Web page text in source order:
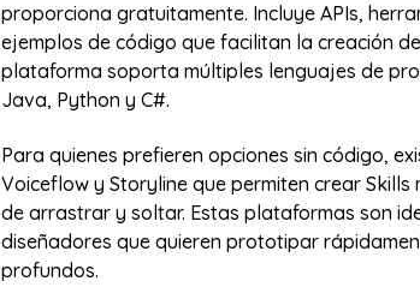
proporciona gratuitamente. Incluye APIs,
ejemplos de código que facilitan la creación
plataforma soporta múltiples lenguajes de
Java, Python y C#.
Para quienes prefieren opciones sin código,
Voiceflow y Storyline que permiten crear
de arrastrar y soltar. Estas plataformas son
diseñadores que quieren prototipar
profundos.